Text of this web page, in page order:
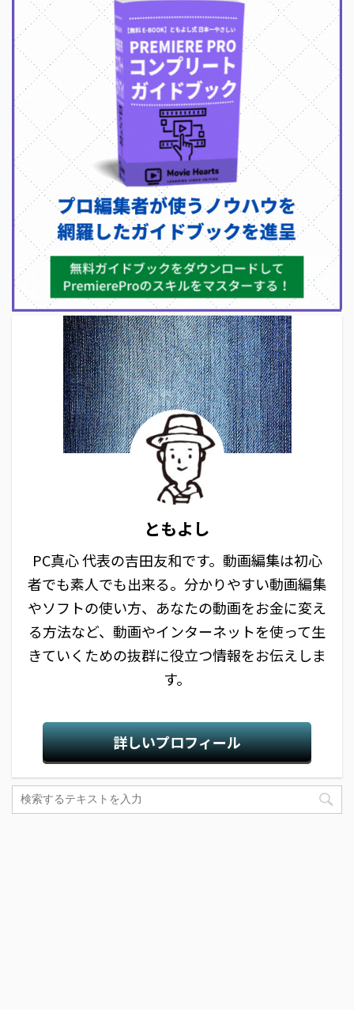
ともよし
PC真心 代表の吉田友和です。動画編集は初心
者でも素人でも出来る。分かりやすい動画編集
やソフトの使い方、あなたの動画をお金に変え
る方法など、動画やインターネットを使って生
きていくための抜群に役立つ情報をお伝えしま
す。
詳しいプロフィール